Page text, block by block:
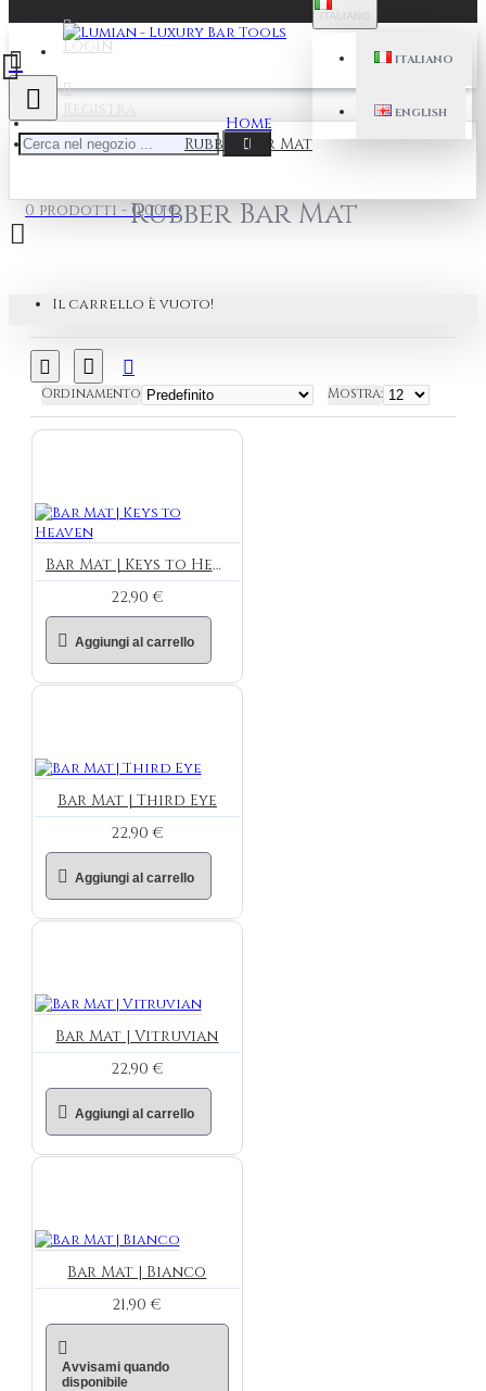
Login
Registra
ITALIANO
ENGLISH
0 prodotti - 0,00 €
Il carrello è vuoto!
Home
Rubber Bar Mat
Rubber Bar Mat
Ordinamento Mostra:
Bar Mat | Keys to Heaven
22,90 €
Aggiungi al carrello
Bar Mat | Third Eye
22,90 €
Aggiungi al carrello
Bar Mat | Vitruvian
22,90 €
Aggiungi al carrello
Bar Mat | Bianco
21,90 €
Avvisami quando
disponibile